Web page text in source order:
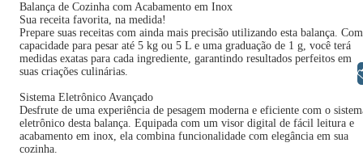
Balança de Cozinha com Acabamento em Inox
Sua receita favorita, na medida!
Prepare suas receitas com ainda mais precisão utilizando esta balança. Com
capacidade para pesar até 5 kg ou 5 L e uma graduação de 1 g, você terá
medidas exatas para cada ingrediente, garantindo resultados perfeitos em
suas criações culinárias.
Sistema Eletrônico Avançado
Desfrute de uma experiência de pesagem moderna e eficiente com o
eletrônico desta balança. Equipada com um visor digital de fácil leitura e
acabamento em inox, ela combina funcionalidade com elegância em sua
cozinha.